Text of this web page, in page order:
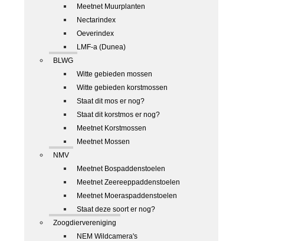
Meetnet Muurplanten
Nectarindex
Oeverindex
LMF-a (Dunea)
BLWG
Witte gebieden mossen
Witte gebieden korstmossen
Staat dit mos er nog?
Staat dit korstmos er nog?
Meetnet Korstmossen
Meetnet Mossen
NMV
Meetnet Bospaddenstoelen
Meetnet Zeereeppaddenstoelen
Meetnet Moeraspaddenstoelen
Staat deze soort er nog?
Zoogdiervereniging
NEM Wildcamera's